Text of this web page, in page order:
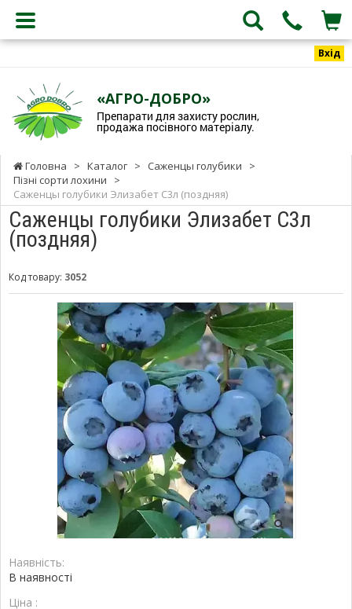
Вхід
«АГРО-ДОБРО»
Препарати для захисту рослин,
продажа посівного матеріалу.
Головна > Каталог > Саженцы голубики
>
Пізні сорти лохини
>
Саженцы голубики Элизабет С3л (поздняя)
Саженцы голубики Элизабет С3л
(поздняя)
Код товару: 3052
Наявність:
В наявності
Ціна :